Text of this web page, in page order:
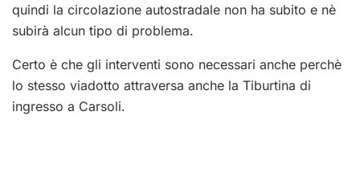
quindi la circolazione autostradale non ha subito e nè
subirà alcun tipo di problema.
Certo è che gli interventi sono necessari anche perchè
lo stesso viadotto attraversa anche la Tiburtina di
ingresso a Carsoli.